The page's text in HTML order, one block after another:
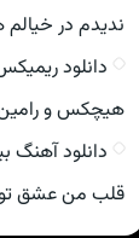
ندیدم در
دانلود
هیچکس و رامین
دانلود آهنگ
قلب من عشق